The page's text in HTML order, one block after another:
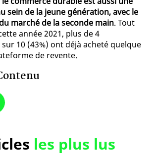
sein de la jeune génération, avec le
marché de la seconde main. Tout
année 2021, plus de 4
10 (43%) ont déjà acheté quelque
de revente.
les plus lus